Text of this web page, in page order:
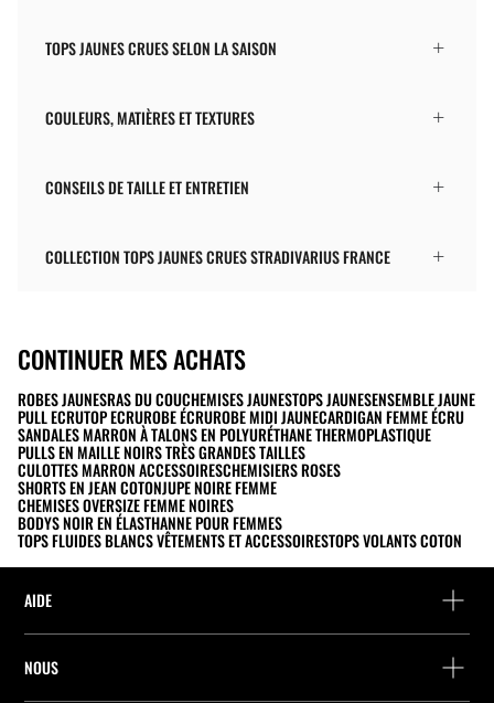
TOPS JAUNES CRUES SELON LA SAISON
COULEURS, MATIÈRES ET TEXTURES
CONSEILS DE TAILLE ET ENTRETIEN
COLLECTION TOPS JAUNES CRUES STRADIVARIUS FRANCE
CONTINUER MES ACHATS
ROBES JAUNESRAS DU COUCHEMISES JAUNESTOPS JAUNESENSEMBLE JAUNE
PULL ECRUTOP ECRUROBE ÉCRUROBE MIDI JAUNECARDIGAN FEMME ÉCRU
SANDALES MARRON À TALONS EN POLYURÉTHANE THERMOPLASTIQUE
PULLS EN MAILLE NOIRS TRÈS GRANDES TAILLES
CULOTTES MARRON ACCESSOIRESCHEMISIERS ROSES
SHORTS EN JEAN COTONJUPE NOIRE FEMME
CHEMISES OVERSIZE FEMME NOIRES
BODYS NOIR EN ÉLASTHANNE POUR FEMMES
TOPS FLUIDES BLANCS VÊTEMENTS ET ACCESSOIRESTOPS VOLANTS COTON
AIDE
Localisez votre commande
NOUS